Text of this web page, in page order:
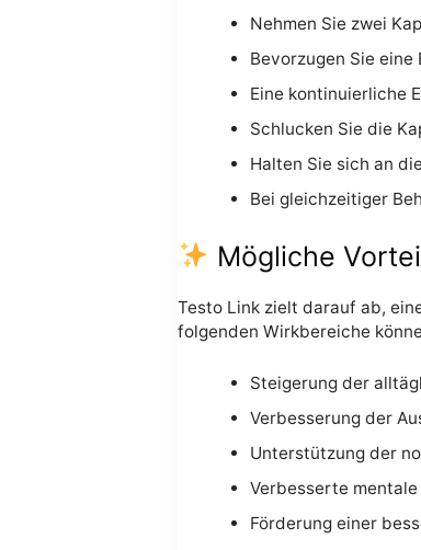
Nehmen Sie zwei
Bevorzugen Sie
Eine kontinuierliche
Schlucken Sie die
Halten Sie sich an
Bei gleichzeitiger
Mögliche
Testo Link zielt darauf ab,
folgenden Wirkbereiche
Steigerung der
Verbesserung der
Unterstützung der
Verbesserte
Förderung einer